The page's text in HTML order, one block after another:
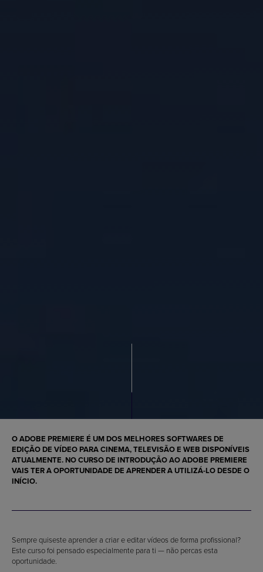
O ADOBE PREMIERE É UM DOS MELHORES SOFTWARES DE
EDIÇÃO DE VÍDEO PARA CINEMA, TELEVISÃO E WEB DISPONÍVEIS
ATUALMENTE. NO CURSO DE INTRODUÇÃO AO ADOBE PREMIERE
VAIS TER A OPORTUNIDADE DE APRENDER A UTILIZÁ-LO DESDE O
INÍCIO.
Sempre quiseste aprender a criar e editar vídeos de forma profissional?
Este curso foi pensado especialmente para ti — não percas esta
oportunidade.